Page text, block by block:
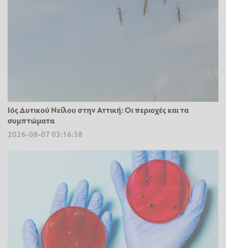
Ιός Δυτικού Νείλου στην Αττική: Οι περιοχές και τα
συμπτώματα
2026-08-07 03:16:38